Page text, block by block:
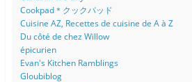
Cookpad＊クックパッド
Cuisine AZ, Recettes de cuisine de A à Z
Du côté de chez Willow
épicurien
Evan's Kitchen Ramblings
Gloubiblog